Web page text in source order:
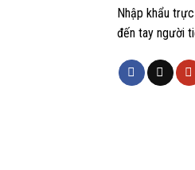
Nhập khẩu
đến tay người